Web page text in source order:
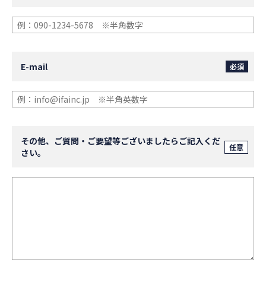
E-mail 必須
その他、ご質問・ご要望等ございましたらご記入くだ
さい。
任意